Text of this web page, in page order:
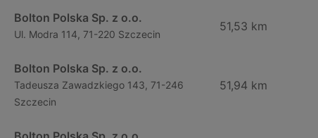
Bolton Polska Sp. z o.o.
Ul. Modra 114, 71-220 Szczecin
51,53 km
Bolton Polska Sp. z o.o.
Tadeusza Zawadzkiego 143, 71-246
Szczecin
51,94 km